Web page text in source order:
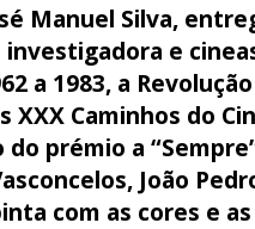
Manuel Silva,
e
a 1983, a
Caminhos do
prémio a
João
com as cores e